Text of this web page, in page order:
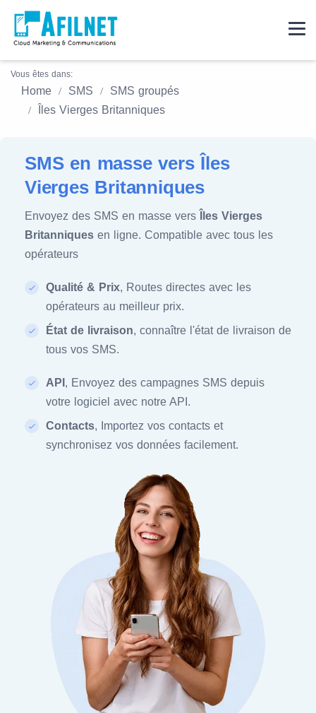
Vous êtes dans:
Home SMS
SMS groupés
Îles Vierges Britanniques
SMS en masse vers Îles
Vierges Britanniques
Envoyez des SMS en masse vers
Îles Vierges
Britanniques en ligne. Compatible avec tous les
opérateurs
Qualité & Prix, Routes directes avec les
opérateurs au meilleur prix.
État de livraison, connaître l'état de livraison de
tous vos SMS.
API , Envoyez des campagnes SMS depuis
votre logiciel avec notre API.
Contacts, Importez vos contacts et
synchronisez vos données facilement.